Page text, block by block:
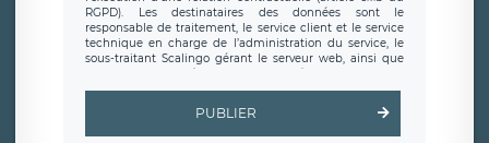
RGPD). Les destinataires des données sont le
responsable de traitement, le service client et le service
technique en charge de l’administration du service, le
sous-traitant Scalingo gérant le serveur web, ainsi que
toute personne légalement autorisée. Le formulaire
d’inscription est hébergé sur un serveur hébergé par
clauses de
protection conformes au RGPD
. Les données collectées
sont conservées jusqu’à ce que l’Internaute en sollicite la
PUBLIER